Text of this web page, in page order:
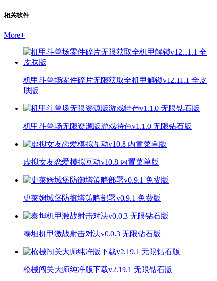
相关软件
More+
机甲斗兽场零件碎片无限获取全机甲解锁v12.11.1 全皮
肤版
机甲斗兽场无限资源版游戏特色v1.1.0 无限钻石版
虚拟女友恋爱模拟互动v10.8 内置菜单版
史莱姆城堡防御塔策略部署v0.9.1 免费版
泰坦机甲激战射击对决v0.0.3 无限钻石版
枪械闯关大师纯净版下载v2.19.1 无限钻石版